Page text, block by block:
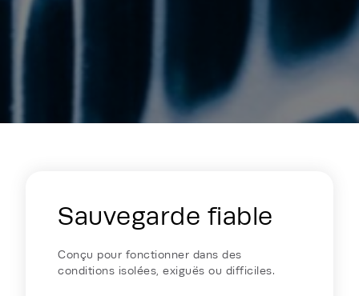
Sauvegarde fiable
Conçu pour fonctionner dans des
conditions isolées, exiguës ou difficiles.